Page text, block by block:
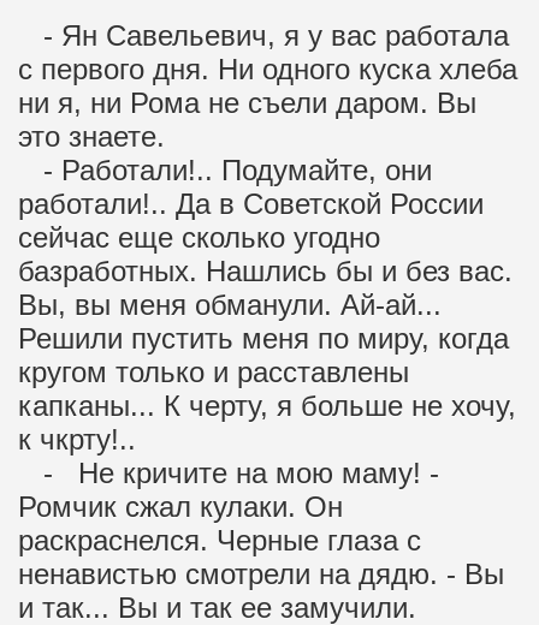
- Ян Савельевич, я у вас работала
с первого дня. Ни одного куска хлеба
ни я, ни Рома не съели даром. Вы
это знаете.
- Работали!.. Подумайте, они
работали!.. Да в Советской России
сейчас еще сколько угодно
базработных. Нашлись бы и без вас.
Вы, вы меня обманули. Ай-ай...
Решили пустить меня по миру, когда
кругом только и расставлены
капканы... К черту, я больше не хочу,
к чкрту!..
- Не кричите на мою маму! -
Ромчик сжал кулаки. Он
раскраснелся. Черные глаза с
ненавистью смотрели на дядю. - Вы
и так... Вы и так ее замучили.